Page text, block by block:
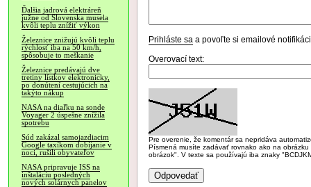
Ďalšia jadrová elektráreň
južne od Slovenska musela
kvôli teplu znížiť výkon
Železnice znižujú kvôli teplu
rýchlosť iba na 50 km/h,
spôsobuje to meškanie
Železnice predávajú dve
tretiny lístkov elektronicky,
po donútení cestujúcich na
takýto nákup
NASA na diaľku na sonde
Voyager 2 úspešne znížila
spotrebu
Súd zakázal samojazdiacim
Google taxíkom dobíjanie v
noci, rušili obyvateľov
NASA pripravuje ISS na
inštaláciu posledných
nových solárnych panelov
Prihláste sa a povoľte si emailové
Overovací text:
Pre overenie, že komentár sa nepridáva
Písmená musíte zadávať rovnako ako na
obrázok". V texte sa používajú iba znaky